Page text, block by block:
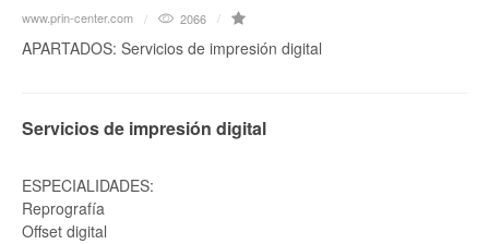
www.prin-center.com 2066
APARTADOS: Servicios de impresión digital
Servicios de impresión digital
ESPECIALIDADES:
Reprografía
Offset digital